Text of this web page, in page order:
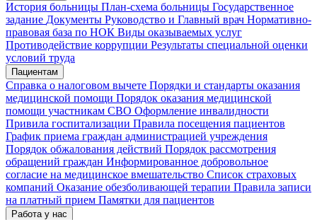
История больницы План-схема больницы Государственное
задание Документы Руководство и Главный врач Нормативно-
правовая база по НОК Виды оказываемых услуг
Противодействие коррупции Результаты специальной оценки
условий труда
Пациентам
Справка о налоговом вычете Порядки и стандарты оказания
медицинской помощи Порядок оказания медицинской
помощи участникам СВО Оформление инвалидности
Привила госпитализации Правила посещения пациентов
График приема граждан администрацией учреждения
Порядок обжалования действий Порядок рассмотрения
обращений граждан Информированное добровольное
согласие на медицинское вмешательство Список страховых
компаний Оказание обезболивающей терапии Правила записи
на платный прием Памятки для пациентов
Работа у нас